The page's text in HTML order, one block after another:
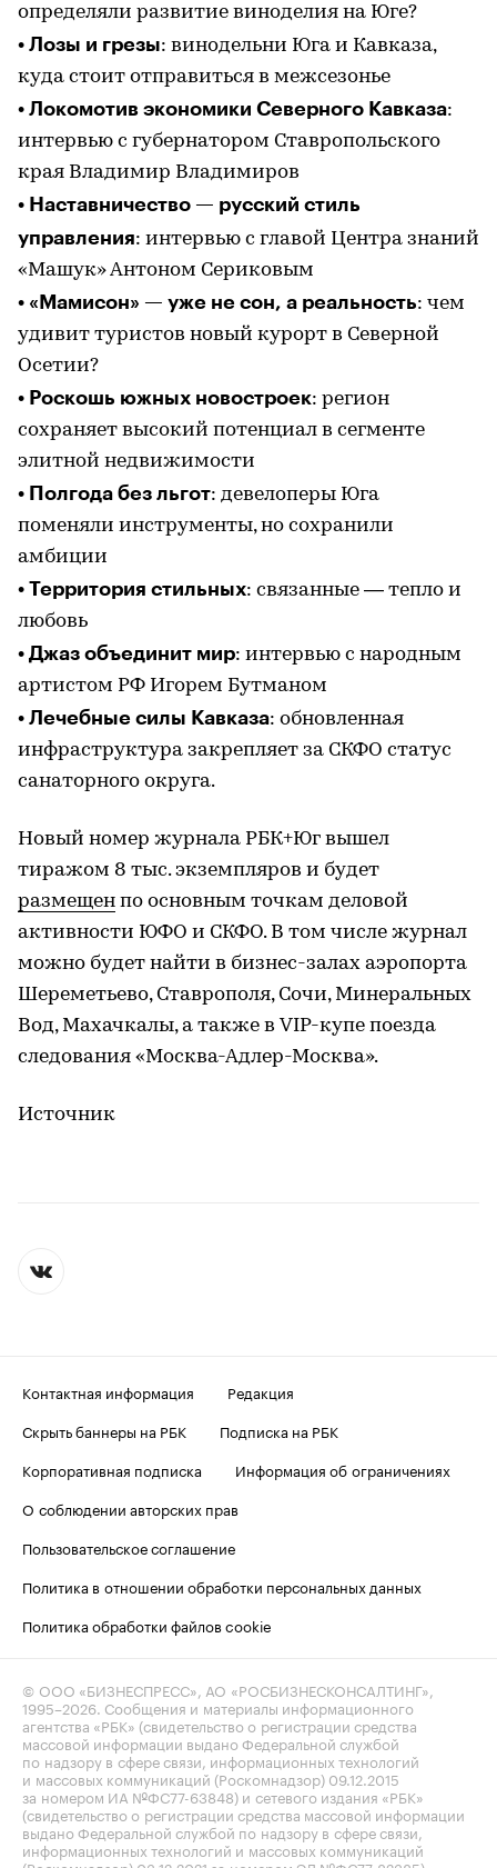
определяли развитие виноделия на Юге?
• Лозы и грезы: винодельни Юга и Кавказа,
куда стоит отправиться в межсезонье
• Локомотив экономики Северного Кавказа:
интервью с губернатором Ставропольского
края Владимир Владимиров
• Наставничество — русский стиль
управления: интервью с главой Центра знаний
«Машук» Антоном Сериковым
• «Мамисон» — уже не сон, а реальность: чем
удивит туристов новый курорт в Северной
Осетии?
• Роскошь южных новостроек: регион
сохраняет высокий потенциал в сегменте
элитной недвижимости
• Полгода без льгот: девелоперы Юга
поменяли инструменты, но сохранили
амбиции
• Территория стильных: связанные — тепло и
любовь
• Джаз объединит мир: интервью с народным
артистом РФ Игорем Бутманом
• Лечебные силы Кавказа: обновленная
инфраструктура закрепляет за СКФО статус
санаторного округа.
Новый номер журнала РБК+Юг вышел
тиражом 8 тыс. экземпляров и будет
размещен по основным точкам деловой
активности ЮФО и СКФО. В том числе журнал
можно будет найти в бизнес-залах аэропорта
Шереметьево, Ставрополя, Сочи, Минеральных
Вод, Махачкалы, а также в VIP-купе поезда
следования «Москва-Адлер-Москва».
Источник
Контактная информация
Редакция
Скрыть баннеры на РБК
Подписка на РБК
Корпоративная подписка
Информация об ограничениях
О соблюдении авторских прав
Пользовательское соглашение
Политика в отношении обработки персональных данных
Политика обработки файлов cookie
© ООО «БИЗНЕСПРЕСС», АО «РОСБИЗНЕСКОНСАЛТИНГ»,
1995–2026 . Сообщения и материалы информационного
агентства «РБК» (свидетельство о регистрации средства
массовой информации выдано Федеральной службой
по надзору в сфере связи, информационных технологий
и массовых коммуникаций (Роскомнадзор) 09.12.2015
за номером ИА №ФС77-63848) и сетевого издания «РБК»
(свидетельство о регистрации средства массовой информации
выдано Федеральной службой по надзору в сфере связи,
информационных технологий и массовых коммуникаций